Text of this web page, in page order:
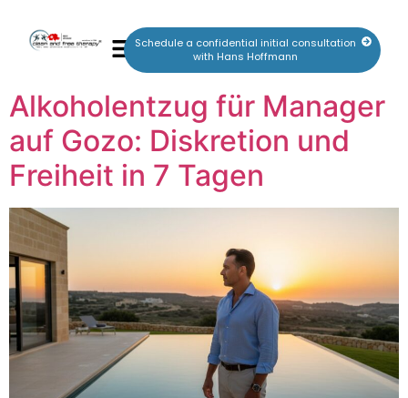
Schedule a confidential initial consultation
with Hans Hoffmann
Alkoholentzug für Manager
auf Gozo: Diskretion und
Freiheit in 7 Tagen